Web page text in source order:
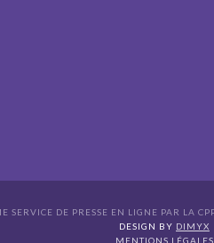
SERVICE DE PRESSE EN LIGNE PAR LA
DESIGN BY DIMYX
MENTIONS LÉGALES